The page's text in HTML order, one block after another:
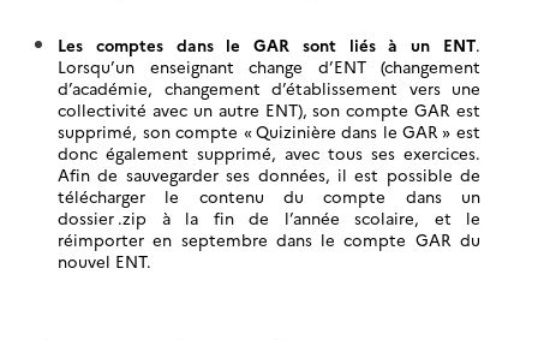
Les comptes dans le GAR sont liés à un ENT.
Lorsqu’un enseignant change d’ENT (changement
d’académie, changement d’établissement vers une
collectivité avec un autre ENT), son compte GAR est
supprimé, son compte «Quizinière dans le GAR » est
donc également supprimé, avec tous ses exercices.
Afin de sauvegarder ses données, il est possible de
télécharger le contenu du compte dans un
dossier .zip à la fin de l’année scolaire, et le
réimporter en septembre dans le compte GAR du
nouvel ENT.